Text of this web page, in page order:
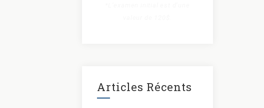
Articles Récents